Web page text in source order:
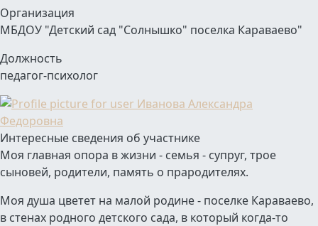
Организация
МБДОУ "Детский сад "Солнышко" поселка Караваево"
Должность
педагог-психолог
Интересные сведения об участнике
Моя главная опора в жизни - семья - супруг, трое
сыновей, родители, память о прародителях.
Моя душа цветет на малой родине - поселке Караваево,
в стенах родного детского сада, в который когда-то